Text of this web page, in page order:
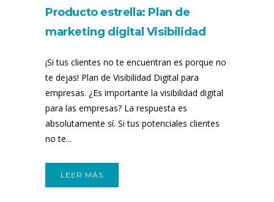
Producto estrella: Plan de
marketing digital Visibilidad
¡Si tus clientes no te encuentran es porque no
te dejas! Plan de Visibilidad Digital para
empresas. ¿Es importante la visibilidad digital
para las empresas? La respuesta es
absolutamente sí. Si tus potenciales clientes
no te...
LEER MÁS